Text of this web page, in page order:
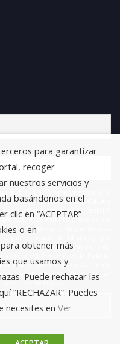
FUNDACIÓN ANTONIO GALA y
a nuestro boletín
este tratamiento a través del
acto. No se cederán datos a
que es mayor de 14 años y que
para la prestación de este
y suprimir los datos, así como
adicional. Puede consultar
de Datos.
para garantizar
recoger
nuestros servicios y
basándonos en el
clic en “ACEPTAR”
o en
para obtener más
que usamos y
Puede rechazar las
“RECHAZAR”. Puedes
necesites en Ver